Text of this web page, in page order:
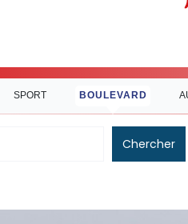
SPORT BOULEVARD
Chercher